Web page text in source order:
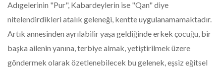
Adıgelerinin "Pur", Kabardeylerin ise "Qan" diye
nitelendirdikleri atalık geleneği, kentte uygulanamamaktadır.
Artık annesinden ayrılabilir yaşa geldiğinde erkek çocuğu, bir
başka ailenin yanına, terbiye almak, yetiştirilmek üzere
göndermek olarak özetlenebilecek bu gelenek, eşsiz eğitsel